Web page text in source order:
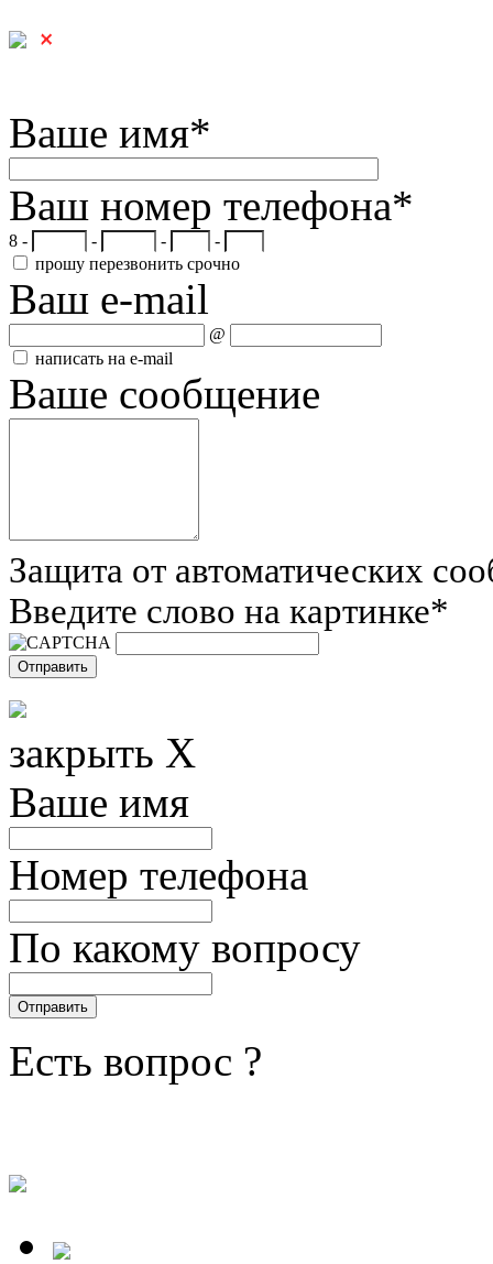
Ваше имя*
Ваш номер телефона*
8 - - -
-
прошу перезвонить срочно
Ваш e-mail
@
написать на e-mail
Ваше сообщение
Защита от автоматических
Введите слово на картинке*
закрыть X
Ваше имя
Номер телефона
По какому вопросу
Есть вопрос ?